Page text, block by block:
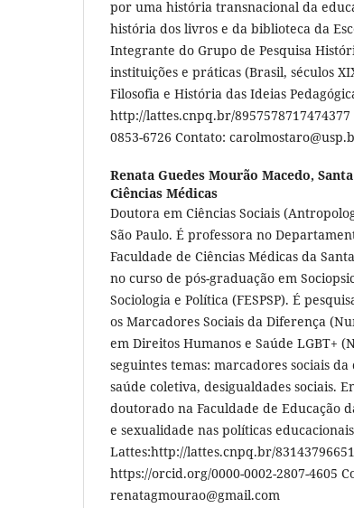
por uma história transnacional da
história dos livros e da biblioteca da
Integrante do Grupo de Pesquisa
instituições e práticas (Brasil, séculos
Filosofia e História das Ideias
http://lattes.cnpq.br/
0853-6726 Contato:
Renata Guedes Mourão Macedo,
Ciências Médicas
Doutora em Ciências Sociais
São Paulo. É professora no
Faculdade de Ciências Médicas da
no curso de pós-graduação em
Sociologia e Política (FESPSP). É
os Marcadores Sociais da Diferença
em Direitos Humanos e Saúde LGBT+
seguintes temas: marcadores sociais
saúde coletiva, desigualdades sociais.
doutorado na Faculdade de Educação
e sexualidade nas políticas
Lattes:http://lattes.cnpq.br/
https://orcid.org/0000-0002-2807-4605
renatagmourao@gmail.com